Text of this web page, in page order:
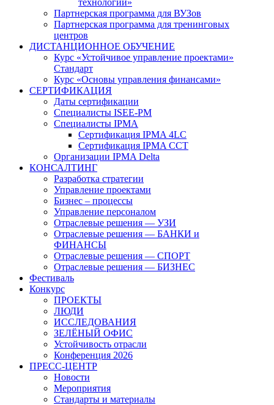
технологии»
Партнерская программа для ВУЗов
Партнерская программа для тренинговых
центров
ДИСТАНЦИОННОЕ ОБУЧЕНИЕ
Курс «Устойчивое управление проектами»
Стандарт
Курс «Основы управления финансами»
СЕРТИФИКАЦИЯ
Даты сертификации
Специалисты ISEE-PM
Специалисты IPMA
Сертификация IPMA 4LC
Сертификация IPMA CCT
Организации IPMA Delta
КОНСАЛТИНГ
Разработка стратегии
Управление проектами
Бизнес – процессы
Управление персоналом
Отраслевые решения — УЗИ
Отраслевые решения — БАНКИ и
ФИНАНСЫ
Отраслевые решения — СПОРТ
Отраслевые решения — БИЗНЕС
Фестиваль
Конкурс
ПРОЕКТЫ
ЛЮДИ
ИССЛЕДОВАНИЯ
ЗЕЛЁНЫЙ ОФИС
Устойчивость отрасли
Конференция 2026
ПРЕСС-ЦЕНТР
Новости
Мероприятия
Стандарты и материалы